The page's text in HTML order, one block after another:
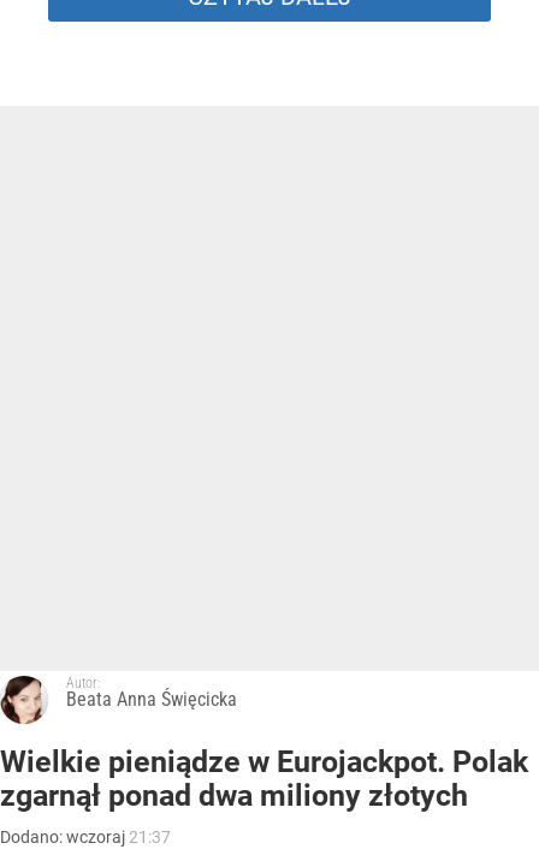
Autor:
Beata Anna Święcicka
Wielkie pieniądze w Eurojackpot. Polak
zgarnął ponad dwa miliony złotych
Dodano:wczoraj 21:37